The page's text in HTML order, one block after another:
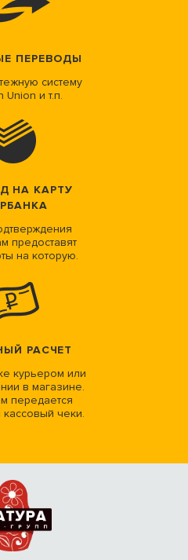
ПЕРЕВОДЫ
систему
Union и т.п.
НА КАРТУ
предоставят
на которую.
РАСЧЕТ
курьером или
в магазине.
передается
чеки.